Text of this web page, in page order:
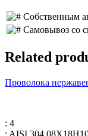
Собственным
Самовывоз со
Related
Проволока
: 4
: AISI 304